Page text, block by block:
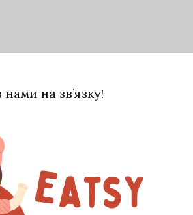
або нарізати на
на зв’язку!